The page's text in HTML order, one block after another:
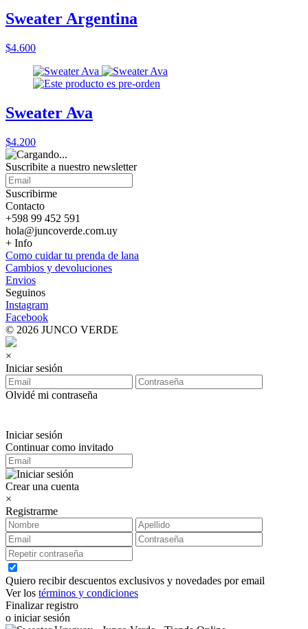
Sweater Argentina
$4.600
Sweater Ava
$4.200
Suscribite a nuestro newsletter
Suscribirme
Contacto
+598 99 452 591
hola@juncoverde.com.uy
+ Info
Como cuidar tu prenda de lana
Cambios y devoluciones
Envios
Seguinos
Instagram
Facebook
© 2026 JUNCO VERDE
×
Iniciar sesión
Olvidé mi contraseña
Iniciar sesión
Continuar como invitado
Crear una cuenta
×
Registrarme
Quiero recibir descuentos exclusivos y novedades por email
Ver los términos y condiciones
Finalizar registro
o iniciar sesión